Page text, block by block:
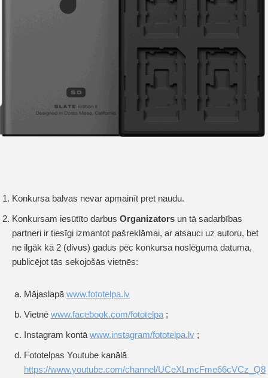
Konkursa balvas nevar apmainīt pret naudu.
Konkursam iesūtīto darbus Organizators un tā sadarbības
partneri ir tiesīgi izmantot pašreklāmai, ar atsauci uz autoru, bet
ne ilgāk kā 2 (divus) gadus pēc konkursa noslēguma datuma,
publicējot tās sekojošās vietnēs:
Mājaslapā www.fototelpa.lv
Vietnē www.facebook.com/fototelpa ;
Instagram kontā www.instagram/fototelpa.lv ;
Fototelpas Youtube kanālā
https://www.youtube.com/channel/UCeXLmcFme66cVCz_Q8